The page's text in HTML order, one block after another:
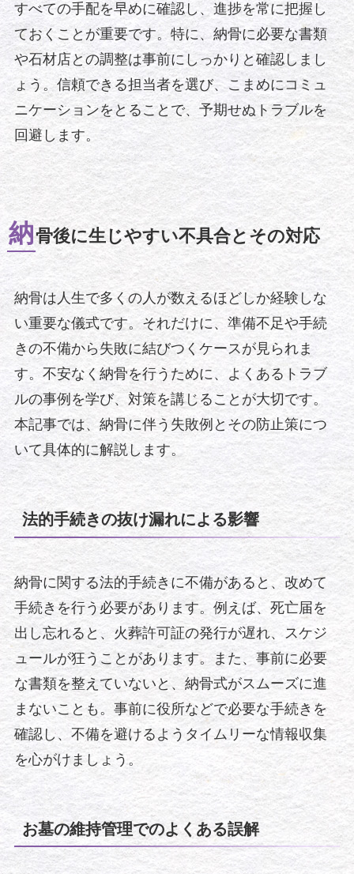
すべての手配を早めに確認し、進捗を常に把握し
ておくことが重要です。特に、納骨に必要な書類
や石材店との調整は事前にしっかりと確認しまし
ょう。信頼できる担当者を選び、こまめにコミュ
ニケーションをとることで、予期せぬトラブルを
回避します。
納骨後に生じやすい不具合とその対応
納骨は人生で多くの人が数えるほどしか経験しな
い重要な儀式です。それだけに、準備不足や手続
きの不備から失敗に結びつくケースが見られま
す。不安なく納骨を行うために、よくあるトラブ
ルの事例を学び、対策を講じることが大切です。
本記事では、納骨に伴う失敗例とその防止策につ
いて具体的に解説します。
法的手続きの抜け漏れによる影響
納骨に関する法的手続きに不備があると、改めて
手続きを行う必要があります。例えば、死亡届を
出し忘れると、火葬許可証の発行が遅れ、スケジ
ュールが狂うことがあります。また、事前に必要
な書類を整えていないと、納骨式がスムーズに進
まないことも。事前に役所などで必要な手続きを
確認し、不備を避けるようタイムリーな情報収集
を心がけましょう。
お墓の維持管理でのよくある誤解